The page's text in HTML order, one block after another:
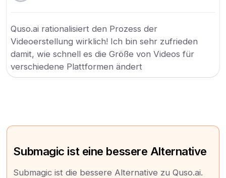
Quso.ai rationalisiert den Prozess der
Videoerstellung wirklich! Ich bin sehr zufrieden
damit, wie schnell es die Größe von Videos für
verschiedene Plattformen ändert
Submagic ist eine bessere Alternative
Submagic ist die bessere Alternative zu Quso.ai.